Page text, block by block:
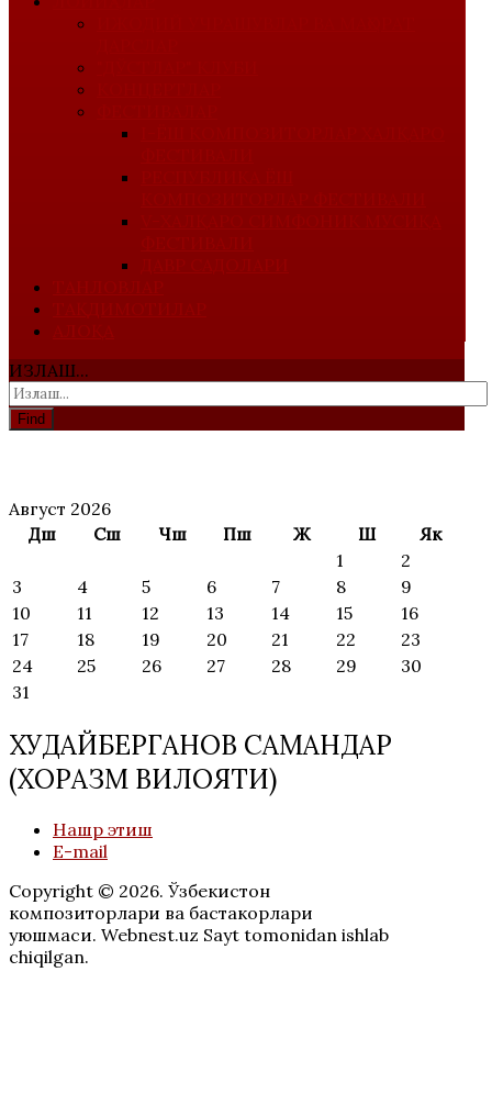
ИЗЛАШ...
Find
Август 2026
Дш
Сш Чш Пш Ж Ш
Як
1
2
3
4 5 6 7 8
9
10
11 12 13 14 15
16
17
18 19 20 21 22
23
24
25 26 27 28 29
30
31
ХУДАЙБЕРГАНОВ САМАНДАР
(ХОРАЗМ ВИЛОЯТИ)
Нашр этиш
E-mail
Copyright © 2026. Ўзбекистон
композиторлари ва бастакорлари
уюшмаси. Webnest.uz Sayt tomonidan ishlab
chiqilgan.